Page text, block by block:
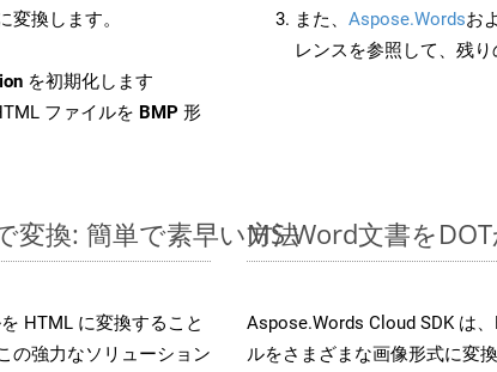
換します。
を初期化します
ファイルを BMP 形
また、 Aspose.Wordsお
レンスを参照して、残
変換: 簡単で素早い方法
HTML に変換すること
の強力なソリューション
MS Word文書を
Aspose.Words Cloud SDK は
ルをさまざまな画像形式に変